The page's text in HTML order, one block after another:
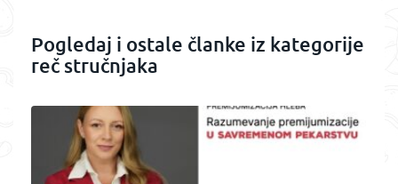
Pogledaj i ostale članke iz kategorije
reč stručnjaka